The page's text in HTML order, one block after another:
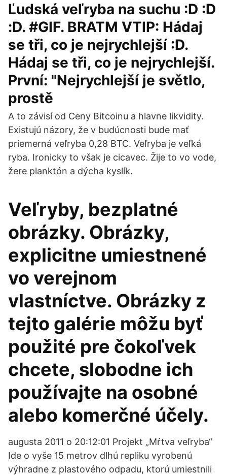
Ľudská veľryba na suchu :D :D
:D. #GIF. BRATM VTIP: Hádaj
se tři, co je nejrychlejší :D.
Hádaj se tři, co je nejrychlejší.
První: "Nejrychlejší je světlo,
prostě
A to závisí od Ceny Bitcoinu a hlavne likvidity.
Existujú názory, že v budúcnosti bude mať
priemerná veľryba 0,28 BTC. Veľryba je veľká
ryba. Ironicky to však je cicavec. Žije to vo vode,
žere planktón a dýcha kyslík.
Veľryby, bezplatné
obrázky. Obrázky,
explicitne umiestnené
vo verejnom
vlastníctve. Obrázky z
tejto galérie môžu byť
použité pre čokoľvek
chcete, slobodne ich
používajte na osobné
alebo komerčné účely.
augusta 2011 o 20:12:01 Projekt „Mŕtva veľryba“
Ide o vyše 15 metrov dlhú repliku vyrobenú
výhradne z plastového odpadu, ktorú umiestnili